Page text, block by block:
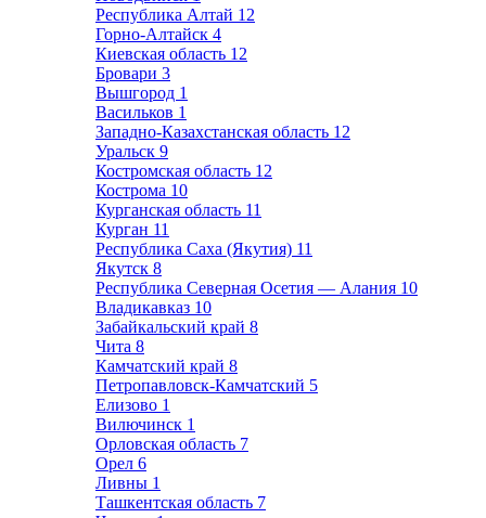
Республика Алтай 12
Горно-Алтайск 4
Киевская область 12
Бровари 3
Вышгород 1
Васильков 1
Западно-Казахстанская область 12
Уральск 9
Костромская область 12
Кострома 10
Курганская область 11
Курган 11
Республика Саха (Якутия) 11
Якутск 8
Республика Северная Осетия — Алания 10
Владикавказ 10
Забайкальский край 8
Чита 8
Камчатский край 8
Петропавловск-Камчатский 5
Елизово 1
Вилючинск 1
Орловская область 7
Орел 6
Ливны 1
Ташкентская область 7